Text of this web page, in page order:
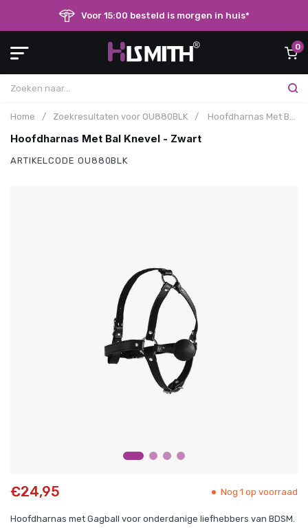
Voor 15:00 besteld is morgen in huis*
0
Home / Zoekresultaten voor OU880BLK / Hoofdharnas Met Bal Knevel - Zwart
Hoofdharnas Met Bal Knevel - Zwart
ARTIKELCODE OU880BLK
€24,95 Nog 1 op voorraad
Hoofdharnas met Gagball voor onderdanige liefhebbers van BDSM.